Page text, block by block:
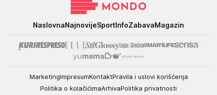
NaslovnaNajnovijeSportInfoZabavaMagazin
MarketingImpresumKontaktPravila i uslovi korišćenja
Politika o kolačićimaArhivaPolitika privatnosti